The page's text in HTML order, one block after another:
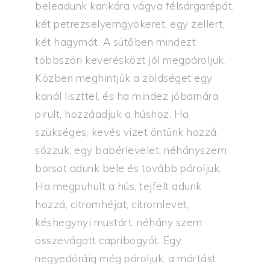
beleadunk karikára vágva félsárgarépát,
két petrezselyemgyökeret, egy zellert,
két hagymát. A sütőben mindezt
többszöri keverésközt jól megpároljuk.
Közben meghintjük a zöldséget egy
kanál liszttel, és ha mindez jóbarnára
pirult, hozzáadjuk a húshoz. Ha
szükséges, kevés vizet öntünk hozzá,
sózzuk, egy babérlevelet, néhányszem
borsot adunk bele és tovább pároljuk.
Ha megpuhult a hús, tejfelt adunk
hozzá, citromhéjat, citromlevet,
késhegynyi mustárt, néhány szem
összevágott capribogyót. Egy
negyedóráig még pároljuk, a mártást